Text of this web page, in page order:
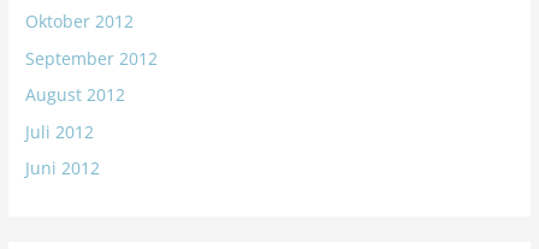
Oktober 2012
September 2012
August 2012
Juli 2012
Juni 2012